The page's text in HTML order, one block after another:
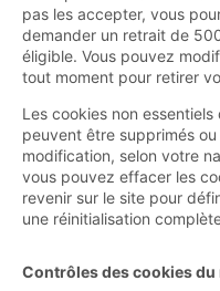
pas les accepter, vous
demander un retrait de
éligible. Vous pouvez
tout moment pour retirer
Les cookies non
peuvent être supprimés
modification, selon votre
vous pouvez effacer les
revenir sur le site pour
une réinitialisation
Contrôles des cookies